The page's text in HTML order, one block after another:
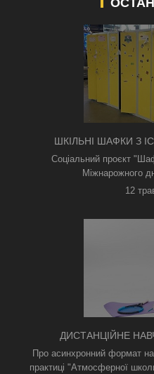
ШКІЛЬНІ ШАФКИ З
Соціальний проєкт
Міжнарожного
12
ДИСТАНЦІЙНЕ
ТРИВОГАМИ ТА БЕЗ
ФОРМАТ РЯТУЄ
Про асинхронний формат
практиці "Атмосферної